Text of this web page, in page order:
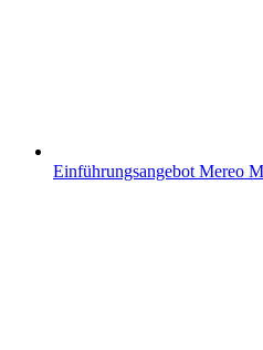
Einführungsangebot Mereo